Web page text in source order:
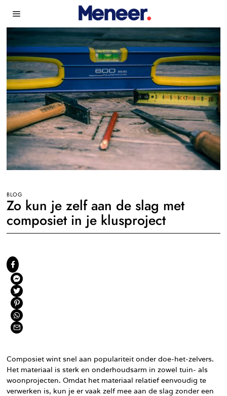
BLOG
Zo kun je zelf aan de slag met
composiet in je klusproject
Composiet wint snel aan populariteit onder doe-het-zelvers.
Het materiaal is sterk en onderhoudsarm in zowel tuin- als
woonprojecten. Omdat het materiaal relatief eenvoudig te
verwerken is, kun je er vaak zelf mee aan de slag zonder een